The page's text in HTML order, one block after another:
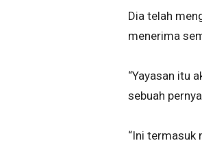
Dia telah
menerima
“Yayasan itu
sebuah
“Ini termasuk